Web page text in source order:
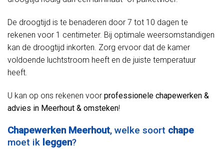
De droogtijd is te benaderen door 7 tot 10 dagen te
rekenen voor 1 centimeter. Bij optimale weersomstandigen
kan de droogtijd inkorten. Zorg ervoor dat de kamer
voldoende luchtstroom heeft en de juiste temperatuur
heeft.
U kan op ons rekenen voor professionele chapewerken &
advies in Meerhout & omsteken!
Chapewerken Meerhout, welke soort chape
moet ik leggen?